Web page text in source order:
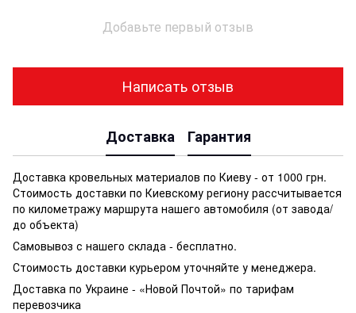
Добавьте первый отзыв
Написать отзыв
Доставка Гарантия
Доставка кровельных материалов по Киеву - от 1000 грн.
Стоимость доставки по Киевскому региону рассчитывается
по километражу маршрута нашего автомобиля (от завода/
до объекта)
Самовывоз с нашего склада - бесплатно.
Стоимость доставки курьером уточняйте у менеджера.
Доставка по Украине - «Новой Почтой» по тарифам
перевозчика